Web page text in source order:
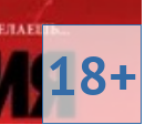
18+